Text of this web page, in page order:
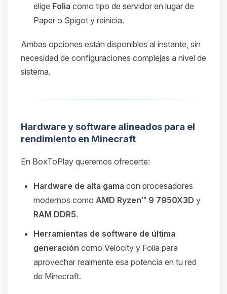
elige Folia como tipo de servidor en lugar de
Paper o Spigot y reinicia.
Ambas opciones están disponibles al instante, sin
necesidad de configuraciones complejas a nivel de
sistema.
Hardware y software alineados para el
rendimiento en Minecraft
En BoxToPlay queremos ofrecerte:
Hardware de alta gama con procesadores
modernos como AMD Ryzen™ 9 7950X3D y
RAM DDR5.
Herramientas de software de última
generación como Velocity y Folia para
aprovechar realmente esa potencia en tu red
de Minecraft.